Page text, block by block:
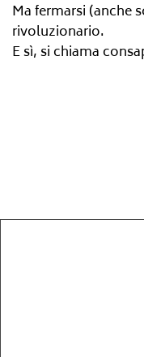
Ma fermarsi (anche
rivoluzionario.
E sì, si chiama